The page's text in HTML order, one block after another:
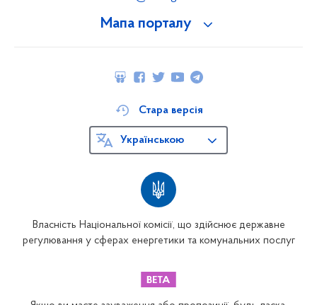
Мапа порталу
Власність Національної комісії, що здійснює державне
регулювання у сферах енергетики та комунальних послуг
Стара версія
Українською